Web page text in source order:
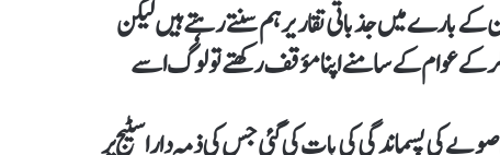
بارے میں جذباتی تقاریر ہم سنتے رہتے ہیں لیکن
کر کے عوام کے سامنے اپنا مؤقف رکھتے تو لوگ اسے
کی پسماندگی کی بات کی گئی جس کی ذمہ دار اسٹیج پر